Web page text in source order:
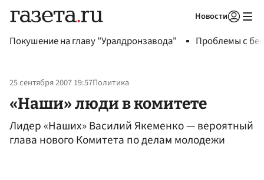
Новости
Покушение на главу "Уралдронзавода" Проблемы с
25 сентября 2007 19:57Политика
«Наши» люди в комитете
Лидер «Наших» Василий Якеменко — вероятный
глава нового Комитета по делам молодежи